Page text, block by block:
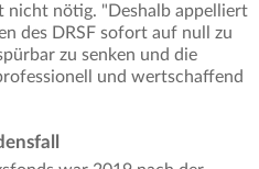
nicht nötig. "Deshalb appelliert
des DRSF sofort auf null zu
zu senken und die
und wertschaffend